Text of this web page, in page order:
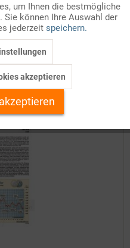
der Europäischen Union
der gemeinsamen Währung
Absichten und
der Euro-Einführung...
Inaktiv
Inaktiv
um Ihnen die bestmögliche
können Ihre Auswahl der
jederzeit speichern.
akzeptieren